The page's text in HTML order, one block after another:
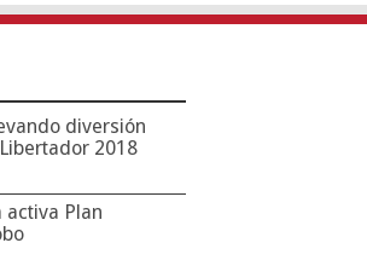
diversión
2018
activa Plan